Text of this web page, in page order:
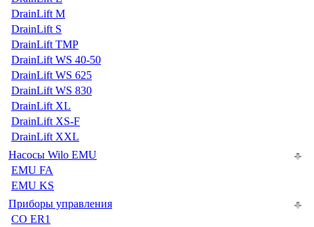
DrainLift M
DrainLift S
DrainLift TMP
DrainLift WS 40-50
DrainLift WS 625
DrainLift WS 830
DrainLift XL
DrainLift XS-F
DrainLift XXL
Насосы Wilo EMU
EMU FA
EMU KS
Приборы управления
CO ER1